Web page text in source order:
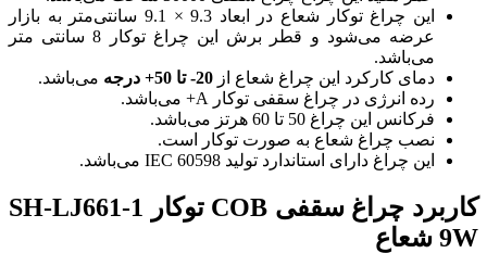
این چراغ توکار شعاع در ابعاد 9.3 × 9.1 سانتی‌متر به بازار
عرضه می‌شود و قطر برش این چراغ توکار 8 سانتی متر
می‌باشد.
دمای کارکرد این چراغ شعاع از 20- تا 50+ درجه
می‌باشد.
رده انرژی در چراغ سقفی توکار A+ می‌باشد.
فرکانس این چراغ 50 تا 60 هرتز می‌باشد.
نصب چراغ شعاع به صورت توکار است.
این چراغ دارای استاندارد تولید IEC 60598 می‌باشد.
کاربرد چراغ سقفی COB توکار SH-LJ661-1
9W شعاع